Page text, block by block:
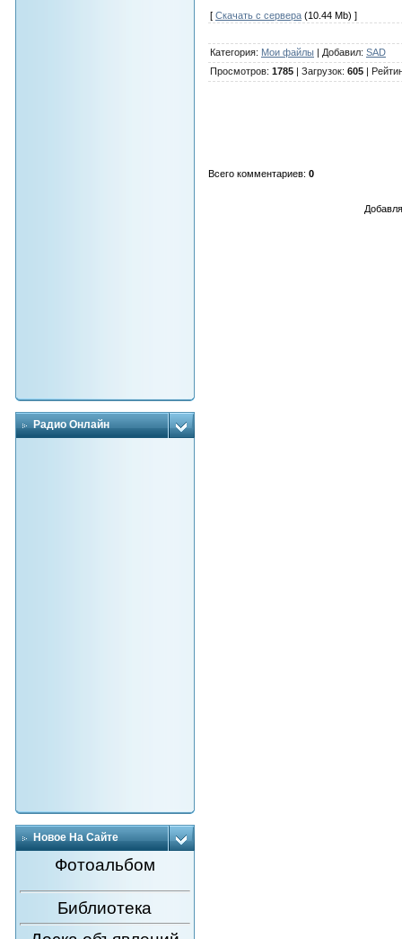
Радио Онлайн
Новое На Сайте
Фотоальбом
Библиотека
[ Скачать с сервера(10.44 Mb) ]
Категория: Мои файлы| Добавил: SAD
Просмотров: 1785| Загрузок: 605|
Всего комментариев: 0